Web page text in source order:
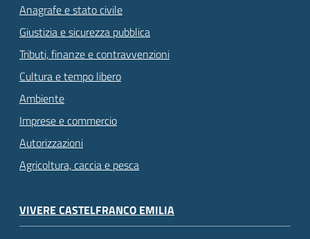
Anagrafe e stato civile
Giustizia e sicurezza pubblica
Tributi, finanze e contravvenzioni
Cultura e tempo libero
Ambiente
Imprese e commercio
Autorizzazioni
Agricoltura, caccia e pesca
VIVERE CASTELFRANCO EMILIA